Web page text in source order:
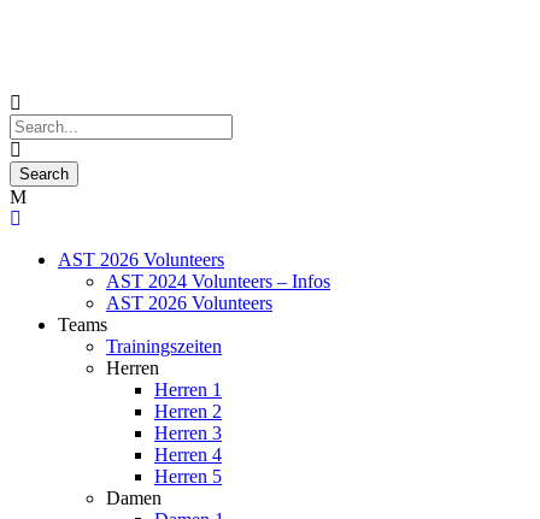
AST 2026 Volunteers
AST 2024 Volunteers – Infos
AST 2026 Volunteers
Teams
Trainingszeiten
Herren
Herren 1
Herren 2
Herren 3
Herren 4
Herren 5
Damen